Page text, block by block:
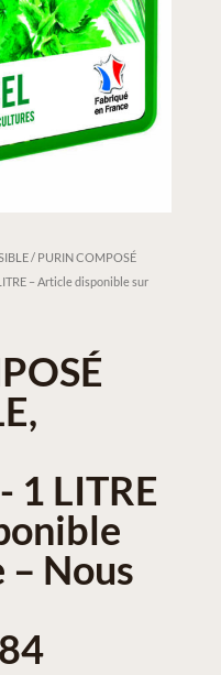
/ PURIN COMPOSÉ
– Article disponible sur
1 LITRE
– Nous